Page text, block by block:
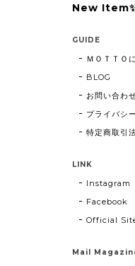
New
GUIDE
ＭＯＴＴＯ
BLOG
お問い合わ
プライバシ
特定商取引
LINK
Instagram
Facebook
Official
Mail